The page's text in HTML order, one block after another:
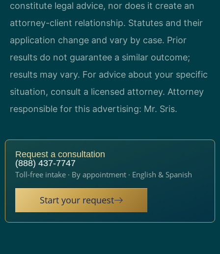
constitute legal advice, nor does it create an
attorney-client relationship. Statutes and their
application change and vary by case. Prior
results do not guarantee a similar outcome;
results may vary. For advice about your specific
situation, consult a licensed attorney. Attorney
responsible for this advertising: Mr. Sris.
Request a consultation
(888) 437-7747
Toll-free intake · By appointment · English & Spanish
Start your request